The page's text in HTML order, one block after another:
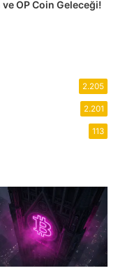
OP Coin Geleceği!
2.205
2.201
113